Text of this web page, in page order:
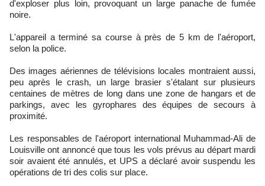
d'exploser plus loin, provoquant un large panache de fumée
noire.
L'appareil a terminé sa course à près de 5 km de l'aéroport,
selon la police.
Des images aériennes de télévisions locales montraient aussi,
peu après le crash, un large brasier s'étalant sur plusieurs
centaines de mètres de long dans une zone de hangars et de
parkings, avec les gyrophares des équipes de secours à
proximité.
Les responsables de l'aéroport international Muhammad-Ali de
Louisville ont annoncé que tous les vols prévus au départ mardi
soir avaient été annulés, et UPS a déclaré avoir suspendu les
opérations de tri des colis sur place.